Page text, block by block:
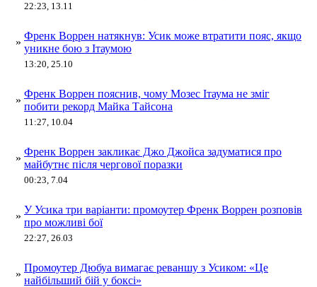
22:23, 13.11
»
Френк Воррен натякнув: Усик може втратити пояс, якщо
уникне бою з Ітаумою
13:20, 25.10
»
Френк Воррен пояснив, чому Мозес Ітаума не зміг
побити рекорд Майка Тайсона
11:27, 10.04
»
Френк Воррен закликає Джо Джойса задуматися про
майбутнє після чергової поразки
00:23, 7.04
»
У Усика три варіанти: промоутер Френк Воррен розповів
про можливі бої
22:27, 26.03
»
Промоутер Дюбуа вимагає реваншу з Усиком: «Це
найбільший бій у боксі»